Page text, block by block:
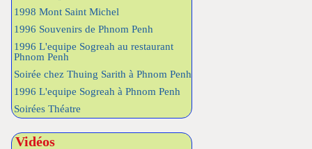
1998 Mont Saint Michel
1996 Souvenirs de Phnom Penh
1996 L'equipe Sogreah au restaurant
Phnom Penh
Soirée chez Thuing Sarith à Phnom Penh
1996 L'equipe Sogreah à Phnom Penh
Soirées Théatre
Vidéos